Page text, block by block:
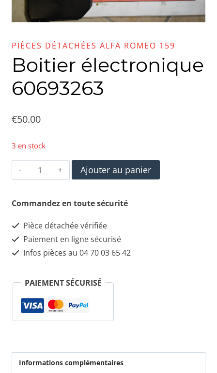
PIÈCES DÉTACHÉES ALFA ROMEO 159
Boitier électronique
60693263
€50.00
3 en stock
quantité
de
Boitier
60693263
Ajouter au panier
Commandez en toute sécurité
Pièce détachée vérifiée
Paiement en ligne sécurisé
Infos pièces au 04 70 03 65 42
PAIEMENT SÉCURISÉ
Informations complémentaires